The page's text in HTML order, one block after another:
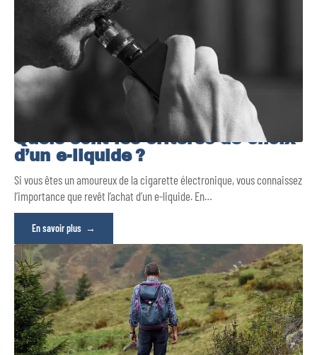
Quels sont les critères de choix
d’un e-liquide ?
Si vous êtes un amoureux de la cigarette électronique, vous connaissez
l’importance que revêt l’achat d’un e-liquide. En…
En savoir plus